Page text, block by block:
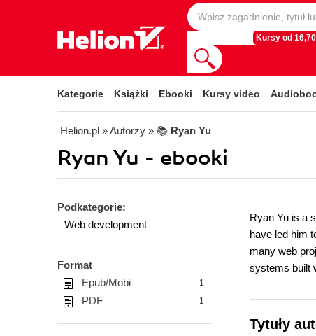
Kursy od 16,70
Kategorie Książki Ebooki Kursy video
Helion.pl » Autorzy » 📚 Ryan Yu
Ryan Yu - ebooki
Podkategorie:
Web development
Format
Epub/Mobi
1
PDF 1
Ryan Yu is a
have led him
many web
systems built
Tytuły